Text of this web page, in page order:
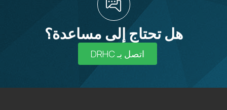
هل تحتاج إلى مساعدة؟
اتصل بـ DRHC